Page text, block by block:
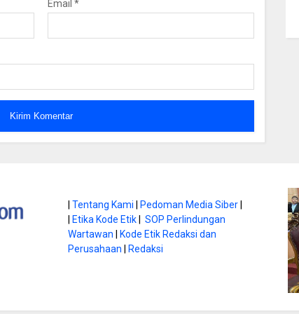
Email *
|Tentang Kami Pedoman Media Siber
Etika Kode Etik |SOP Perlindungan
Wartawan
Kode Etik Redaksi dan
Perusahaan
Redaksi
di Gunung
Ini
Literasi Jadi Bekal Utama
Siswa di Era Digital